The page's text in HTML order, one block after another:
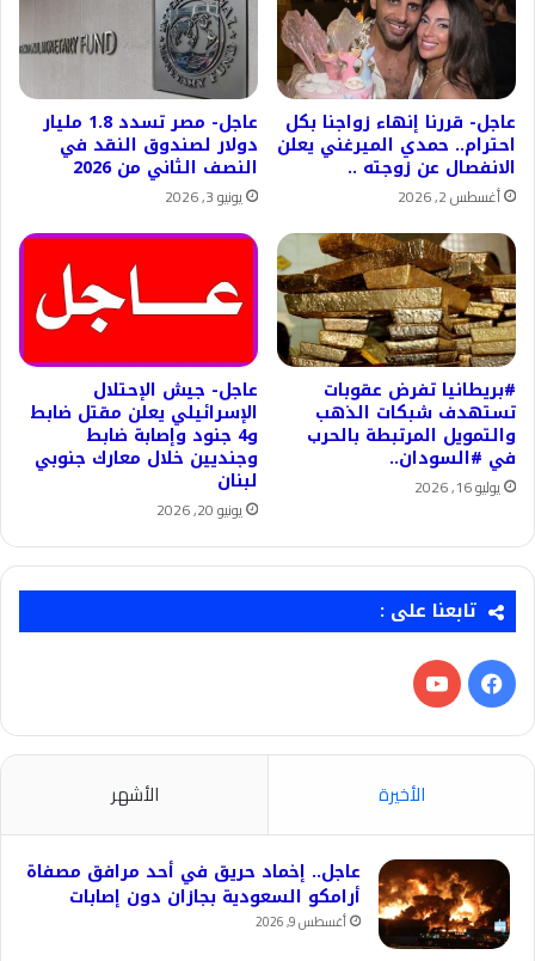
عاجل- قررنا إنهاء زواجنا بكل
احترام.. حمدي الميرغني يعلن
الانفصال عن زوجته ..
أغسطس 2, 2026
عاجل- مصر تسدد 1.8 مليار
دولار لصندوق النقد في
النصف الثاني من 2026
يونيو 3, 2026
#بريطانيا تفرض عقوبات
تستهدف شبكات الذهب
والتمويل المرتبطة بالحرب
في #السودان..
يوليو 16, 2026
عاجل- جيش الإحتلال
الإسرائيلي يعلن مقتل ضابط
و4 جنود وإصابة ضابط
وجنديين خلال معارك جنوبي
لبنان
يونيو 20, 2026
تابعنا على :
فيسبوك‫YouTube
الأخيرة الأشهر
عاجل.. إخماد حريق في أحد مرافق مصفاة
أرامكو السعودية بجازان دون إصابات
أغسطس 9, 2026